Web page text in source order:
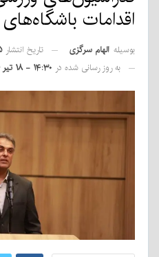
اقدامات
بوسیله الهام سرگزی تاریخ انتشار
به روز رسانی شده در ۱۴:۳۰ - ۱۸ تیر ۱۴۰۴